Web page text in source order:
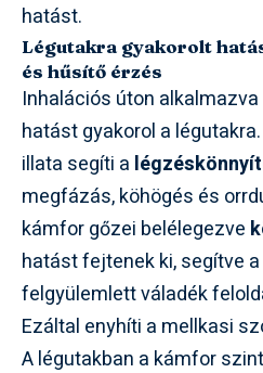
hatást.
Légutakra gyakorolt
és hűsítő érzés
Inhalációs úton
hatást gyakorol a
illata segíti a
megfázás, köhögés és
kámfor gőzei belélegezve
hatást fejtenek ki, segítve
felgyülemlett váladék
Ezáltal enyhíti a mellkasi
A légutakban a kámfor